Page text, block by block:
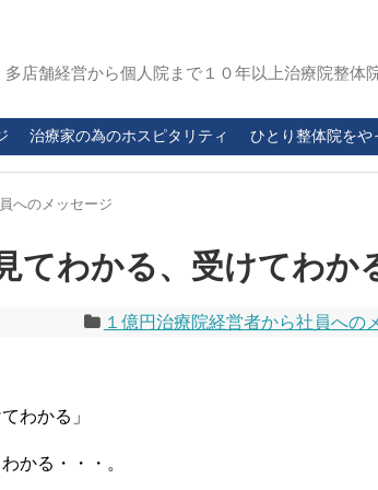
店舗経営から個人院まで１０年以上治療院整体
治療家の為のホスピタリティ ひとり整体院をや
へのメッセージ
てわかる、受けてわか
１億円治療院経営者から社員への
わかる」
かる・・・。